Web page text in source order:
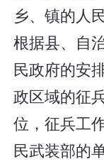
乡、镇的人
根据县、自
民政府的安
政区域的征
位，征兵工
民武装部的